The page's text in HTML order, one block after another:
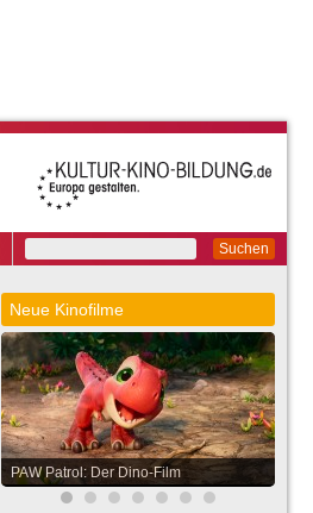
Suchen
Neue Kinofilme
PAW Patrol: Der Dino-Film